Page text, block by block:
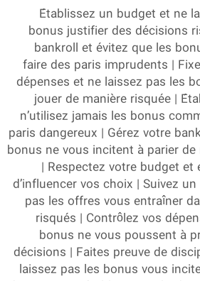
Établissez un budget et ne
bonus justifier des décisions
bankroll et évitez que les
faire des paris imprudents |
dépenses et ne laissez pas les
jouer de manière risquée |
n’utilisez jamais les bonus
paris dangereux | Gérez votre
bonus ne vous incitent à parier
| Respectez votre budget
d’influencer vos choix | Suivez
pas les offres vous entraîner
risqués | Contrôlez vos
bonus ne vous poussent à
décisions | Faites preuve de
laissez pas les bonus vous